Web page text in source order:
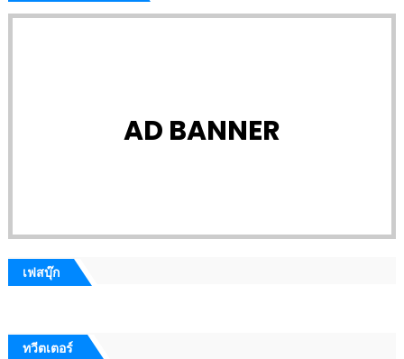
AD BANNER
เฟสบุ๊ก
ทวีตเตอร์